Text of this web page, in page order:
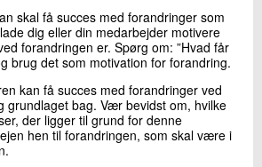
skal få succes med forandringer som
dig eller din medarbejder motivere
forandringen er. Spørg om: ”Hvad får
brug det som motivation for forandring.
kan få succes med forandringer ved
grundlaget bag. Vær bevidst om, hvilke
der ligger til grund for denne
hen til forandringen, som skal være i